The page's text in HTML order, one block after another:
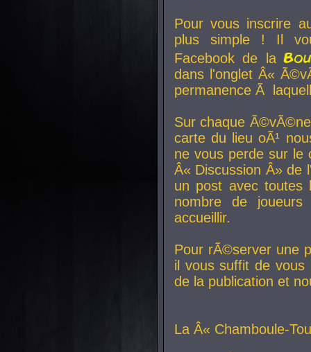
Pour vous inscrire
plus simple ! Il
Facebook de la
dans l'onglet Â«
permanence Ã
Sur chaque
carte du lieu oÃ¹
ne vous perde sur le
Â« Discussion Â» de
un post avec toutes
nombre de
accueillir.
Pour rÃ©server une
il vous suffit de vous
de la publication et
La Â« Chamboule-